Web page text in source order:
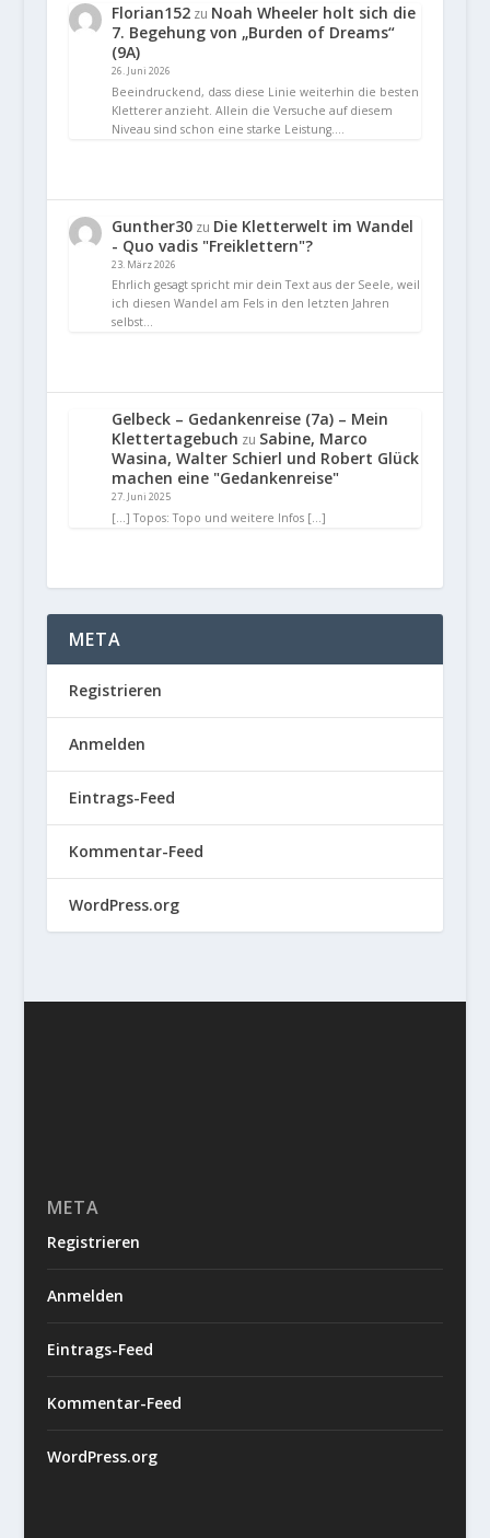
Florian152zu Noah Wheeler holt sich die
7. Begehung von „Burden of Dreams“
(9A)
26. Juni 2026
Beeindruckend, dass diese Linie weiterhin die besten
Kletterer anzieht. Allein die Versuche auf diesem
Niveau sind schon eine starke Leistung.…
Gunther30zu Die Kletterwelt im Wandel
- Quo vadis "Freiklettern"?
23. März 2026
Ehrlich gesagt spricht mir dein Text aus der Seele, weil
ich diesen Wandel am Fels in den letzten Jahren
selbst…
Gelbeck – Gedankenreise (7a) – Mein
Klettertagebuch zu Sabine, Marco
Wasina, Walter Schierl und Robert Glück
machen eine "Gedankenreise"
27. Juni 2025
[…] Topos: Topo und weitere Infos […]
META
Registrieren
Anmelden
Eintrags-Feed
Kommentar-Feed
WordPress.org
META
Registrieren
Anmelden
Eintrags-Feed
Kommentar-Feed
WordPress.org